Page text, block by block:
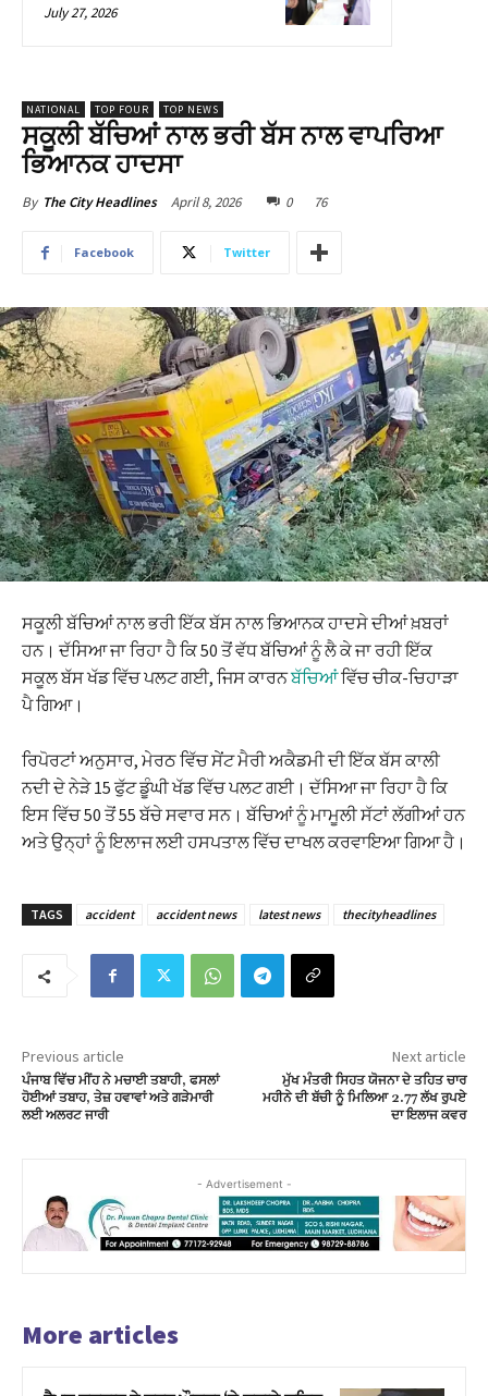
July 27, 2026